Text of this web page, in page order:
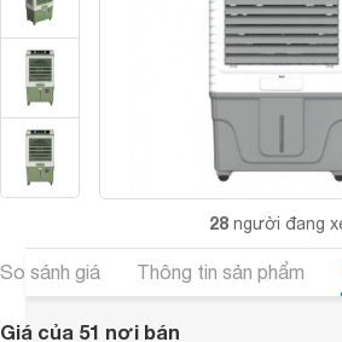
28 người đang
So sánh giá Thông tin sản phẩm
Giá của 51 nơi bán